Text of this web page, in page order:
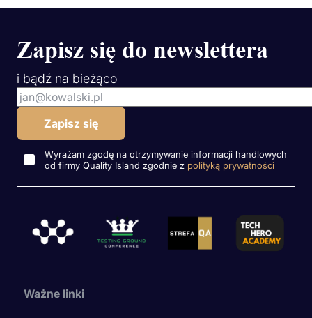
Zapisz się do newslettera
i bądź na bieżąco
Wyrażam zgodę na otrzymywanie informacji handlowych
od firmy Quality Island zgodnie z polityką prywatności
Ważne linki